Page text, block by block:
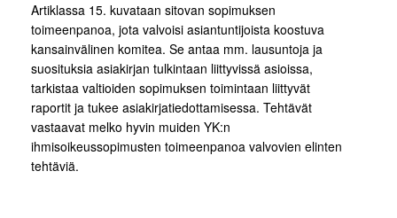
Artiklassa 15. kuvataan sitovan sopimuksen
toimeenpanoa, jota valvoisi asiantuntijoista koostuva
kansainvälinen komitea. Se antaa mm. lausuntoja ja
suosituksia asiakirjan tulkintaan liittyvissä asioissa,
tarkistaa valtioiden sopimuksen toimintaan liittyvät
raportit ja tukee asiakirjatiedottamisessa. Tehtävät
vastaavat melko hyvin muiden YK:n
ihmisoikeussopimusten toimeenpanoa valvovien elinten
tehtäviä.